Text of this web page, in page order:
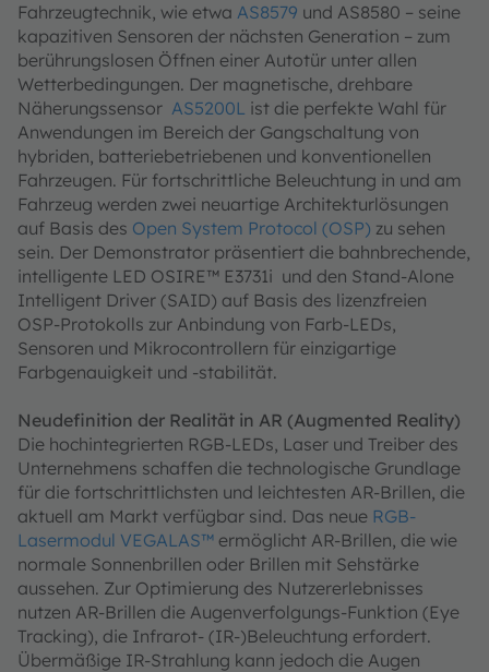
Fahrzeugtechnik, wie etwa AS8579 und AS8580 – seine
kapazitiven Sensoren der nächsten Generation – zum
berührungslosen Öffnen einer Autotür unter allen
Wetterbedingungen. Der magnetische, drehbare
Näherungssensor AS5200L ist die perfekte Wahl für
Anwendungen im Bereich der Gangschaltung von
hybriden, batteriebetriebenen und konventionellen
Fahrzeugen. Für fortschrittliche Beleuchtung in und am
Fahrzeug werden zwei neuartige Architekturlösungen
auf Basis des Open System Protocol (OSP) zu sehen
sein. Der Demonstrator präsentiert die bahnbrechende,
intelligente LED OSIRE™ E3731i und den Stand-Alone
Intelligent Driver (SAID) auf Basis des lizenzfreien
OSP-Protokolls zur Anbindung von Farb-LEDs,
Sensoren und Mikrocontrollern für einzigartige
Farbgenauigkeit und -stabilität.
Neudefinition der Realität in AR (Augmented Reality)
Die hochintegrierten RGB-LEDs, Laser und Treiber des
Unternehmens schaffen die technologische Grundlage
für die fortschrittlichsten und leichtesten AR-Brillen, die
aktuell am Markt verfügbar sind. Das neue RGB-
Lasermodul VEGALAS™ ermöglicht AR-Brillen, die wie
normale Sonnenbrillen oder Brillen mit Sehstärke
aussehen. Zur Optimierung des Nutzererlebnisses
nutzen AR-Brillen die Augenverfolgungs-Funktion (Eye
Tracking), die Infrarot- (IR-)Beleuchtung erfordert.
Übermäßige IR-Strahlung kann jedoch die Augen